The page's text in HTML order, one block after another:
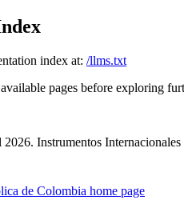
index at: /llms.txt
pages before exploring
Instrumentos Internacionales
de Colombia home page